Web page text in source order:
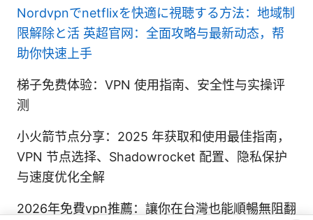
Nordvpnでnetflixを快適に視聴する方法：地域制
限解除と活 英超官网：全面攻略与最新动态，帮
助你快速上手
梯子免费体验：VPN 使用指南、安全性与实操评
测
小火箭节点分享：2025 年获取和使用最佳指南，
VPN 节点选择、Shadowrocket 配置、隐私保护
与速度优化全解
2026年免費vpn推薦：讓你在台灣也能順暢無阻翻